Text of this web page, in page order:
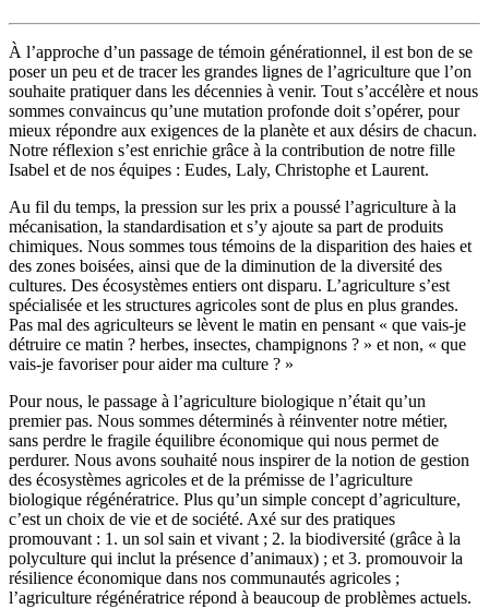
À l’approche d’un passage de témoin générationnel, il est bon de se
poser un peu et de tracer les grandes lignes de l’agriculture que l’on
souhaite pratiquer dans les décennies à venir. Tout s’accélère et nous
sommes convaincus qu’une mutation profonde doit s’opérer, pour
mieux répondre aux exigences de la planète et aux désirs de chacun.
Notre réflexion s’est enrichie grâce à la contribution de notre fille
Isabel et de nos équipes : Eudes, Laly, Christophe et Laurent.
Au fil du temps, la pression sur les prix a poussé l’agriculture à la
mécanisation, la standardisation et s’y ajoute sa part de produits
chimiques. Nous sommes tous témoins de la disparition des haies et
des zones boisées, ainsi que de la diminution de la diversité des
cultures. Des écosystèmes entiers ont disparu. L’agriculture s’est
spécialisée et les structures agricoles sont de plus en plus grandes.
Pas mal des agriculteurs se lèvent le matin en pensant « que vais-je
détruire ce matin ? herbes, insectes, champignons ? » et non, « que
vais-je favoriser pour aider ma culture ? »
Pour nous, le passage à l’agriculture biologique n’était qu’un
premier pas. Nous sommes déterminés à réinventer notre métier,
sans perdre le fragile équilibre économique qui nous permet de
perdurer. Nous avons souhaité nous inspirer de la notion de gestion
des écosystèmes agricoles et de la prémisse de l’agriculture
biologique régénératrice. Plus qu’un simple concept d’agriculture,
c’est un choix de vie et de société. Axé sur des pratiques
promouvant : 1. un sol sain et vivant ; 2. la biodiversité (grâce à la
polyculture qui inclut la présence d’animaux) ; et 3. promouvoir la
résilience économique dans nos communautés agricoles ;
l’agriculture régénératrice répond à beaucoup de problèmes actuels.